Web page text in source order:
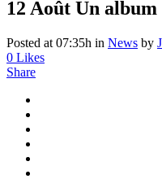
12 Août Un album
Posted at 07:35h in News by
0 Likes
Share